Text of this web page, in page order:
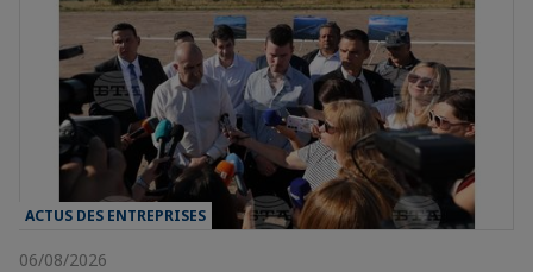
ACTUS DES ENTREPRISES
06/08/2026